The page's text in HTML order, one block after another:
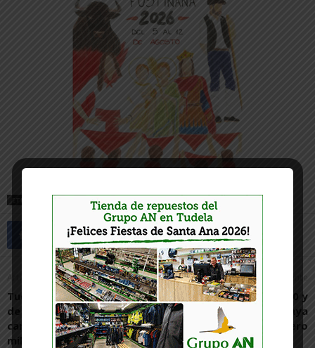
FIESTA DE LA CEREZA MILAGRO
Artículo anterior
Tudela adjudica las obras
de sus nuevas piscinas y
campos de fútbol por 5,97
millones de euros
Artículo siguiente
Las enfermeras del 2020 y
de siempre, por Amaya
Jiménez y Félix Zapatero